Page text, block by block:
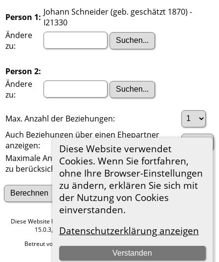
Diese Website verwendet
Cookies. Wenn Sie fortfahren,
ohne Ihre Browser-Einstellungen
zu ändern, erklären Sie sich mit
der Nutzung von Cookies
einverstanden.
Datenschutzerklärung anzeigen
Verstanden
Person 1: Johann Schneider (geb. geschätzt 1870) -
I21330
Ändere
zu:
Person 2:
Ändere
zu:
Max. Anzahl der Beziehungen:
Auch Beziehungen über einen Ehepartner
anzeigen:
Maximale Anzahl der
zu berücksichtigenden Generationen:
Suche nach anderen Verbindungen
Diese Website läuft mit
15.0.3, programmiert von Darrin Lythgoe © 2001-2026.
Betreut von
Hier geht es zum Impressum